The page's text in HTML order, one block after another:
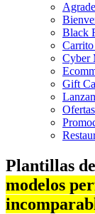
Black
Carrito
Cyber
Gift
Ofertas
Plantillas
modelos